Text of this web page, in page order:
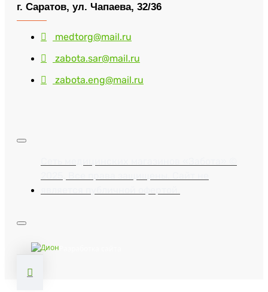
г. Саратов, ул. Чапаева, 32/36
medtorg@mail.ru
zabota.sar@mail.ru
zabota.eng@mail.ru